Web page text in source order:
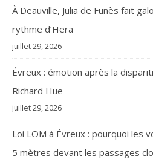
À Deauville, Julia de Funès fait
rythme d’Hera
juillet 29, 2026
Évreux : émotion après la
Richard Hue
juillet 29, 2026
Loi LOM à Évreux : pourquoi les
5 mètres devant les passages